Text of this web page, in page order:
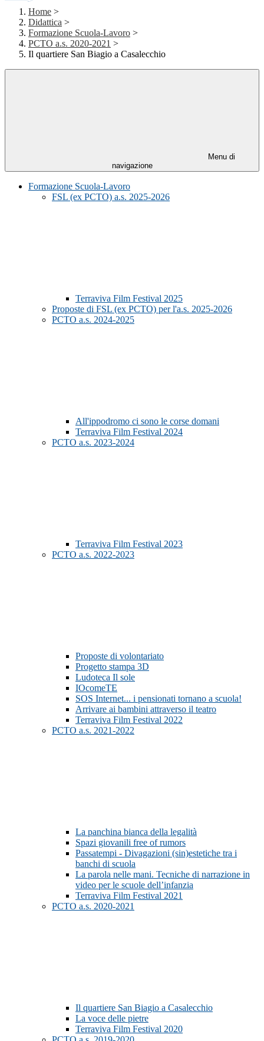
Home >
Didattica >
Formazione Scuola-Lavoro >
PCTO a.s. 2020-2021 >
Il quartiere San Biagio a Casalecchio
Menu di
navigazione
Formazione Scuola-Lavoro
FSL (ex PCTO) a.s. 2025-2026
Terraviva Film Festival 2025
Proposte di FSL (ex PCTO) per l'a.s. 2025-2026
PCTO a.s. 2024-2025
All'ippodromo ci sono le corse domani
Terraviva Film Festival 2024
PCTO a.s. 2023-2024
Terraviva Film Festival 2023
PCTO a.s. 2022-2023
Proposte di volontariato
Progetto stampa 3D
Ludoteca Il sole
IOcomeTE
SOS Internet... i pensionati tornano a scuola!
Arrivare ai bambini attraverso il teatro
Terraviva Film Festival 2022
PCTO a.s. 2021-2022
La panchina bianca della legalità
Spazi giovanili free of rumors
Passatempi - Divagazioni (sin)estetiche tra i
banchi di scuola
La parola nelle mani. Tecniche di narrazione in
video per le scuole dell’infanzia
Terraviva Film Festival 2021
PCTO a.s. 2020-2021
Il quartiere San Biagio a Casalecchio
La voce delle pietre
Terraviva Film Festival 2020